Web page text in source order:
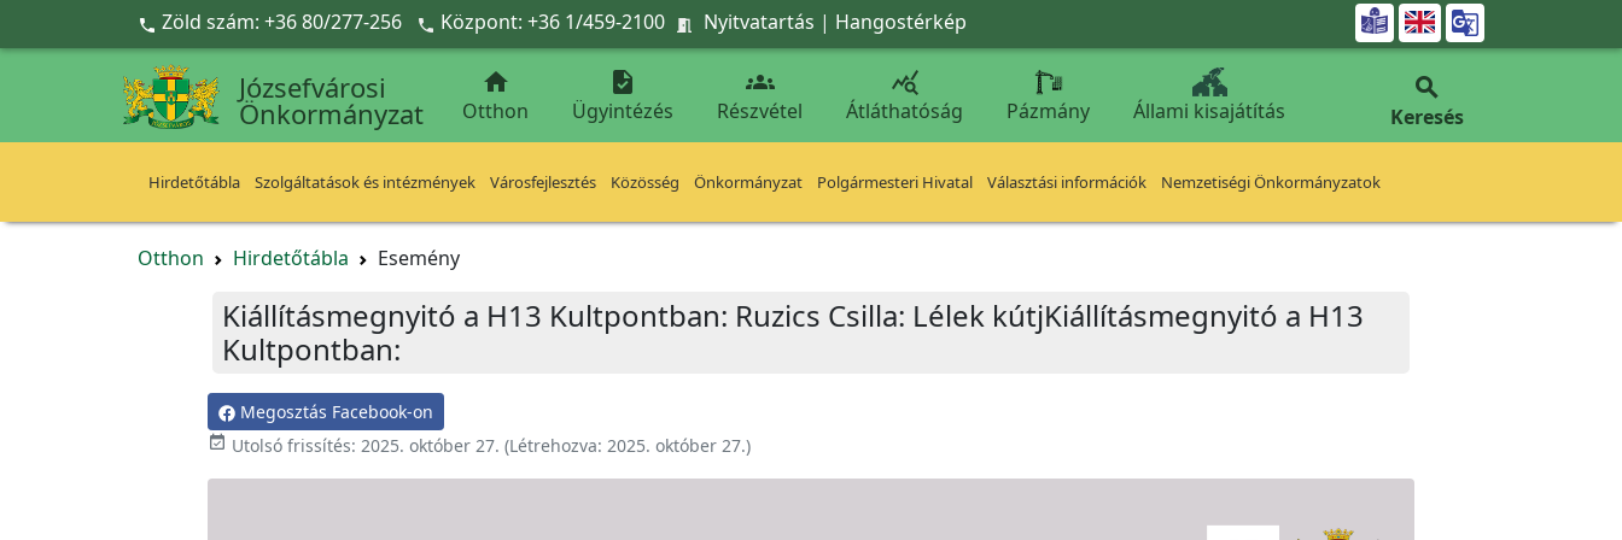
Ugrás a fő tartalomra
 Zöld szám: +36 80/277-256  Központ: +36 1/459-2100  Nyitvatartás | Hangostérkép 
Józsefvárosi
Önkormányzat

Otthon

Ügyintézés

Részvétel

Átláthatóság Pázmány Állami kisajátítás

Keresés
Hirdetőtábla Szolgáltatások és intézmények Városfejlesztés Közösség Önkormányzat Polgármesteri Hivatal Választási információk Nemzetiségi Önkormányzatok
Otthon Hirdetőtábla Esemény
Kiállításmegnyitó a H13 Kultpontban: Ruzics Csilla: Lélek kútjKiállításmegnyitó a H13
Kultpontban:
Megosztás Facebook-on
 Utolsó frissítés: 2025. október 27. (Létrehozva: 2025. október 27.)